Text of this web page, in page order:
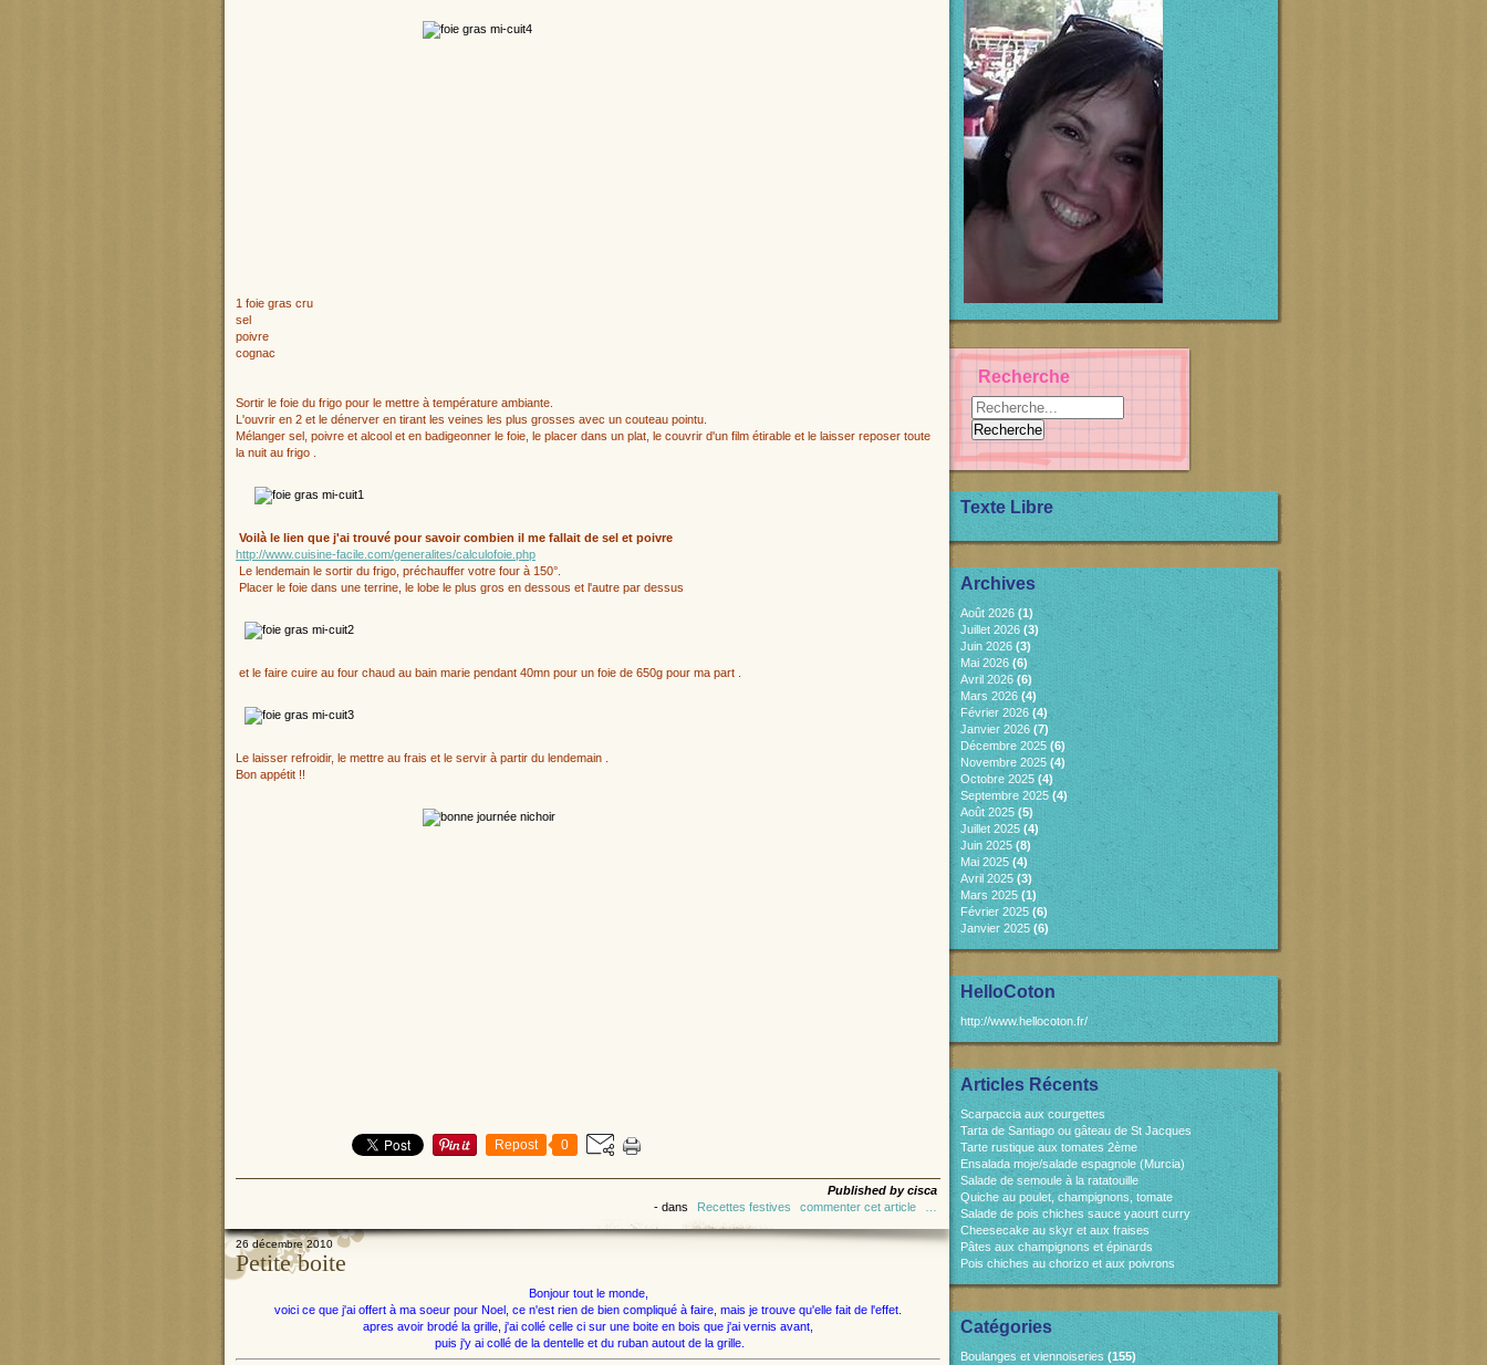
1 foie gras cru
sel
poivre
cognac
Sortir le foie du frigo pour le mettre à température ambiante.
L'ouvrir en 2 et le dénerver en tirant les veines les plus grosses avec un couteau pointu.
Mélanger sel, poivre et alcool et en badigeonner le foie, le placer dans un plat, le couvrir d'un film étirable et le laisser reposer toute
la nuit au frigo .
Voilà le lien que j'ai trouvé pour savoir combien il me fallait de sel et poivre
http://www.cuisine-facile.com/generalites/calculofoie.php
Le lendemain le sortir du frigo, préchauffer votre four à 150°.
Placer le foie dans une terrine, le lobe le plus gros en dessous et l'autre par dessus
et le faire cuire au four chaud au bain marie pendant 40mn pour un foie de 650g pour ma part .
Le laisser refroidir, le mettre au frais et le servir à partir du lendemain .
Bon appétit !!
Repost 0
Published by cisca
- dans Recettes festives commenter cet article
26 décembre 2010
Petite boite
Bonjour tout le monde,
voici ce que j'ai offert à ma soeur pour Noel, ce n'est rien de bien compliqué à faire, mais je trouve qu'elle fait de l'effet.
apres avoir brodé la grille, j'ai collé celle ci sur une boite en bois que j'ai vernis avant,
puis j'y ai collé de la dentelle et du ruban autout de la grille.
Recherche
Texte Libre
Archives
Août 2026(1)
Juillet 2026 (3)
Juin 2026 (3)
Mai 2026 (6)
Avril 2026 (6)
Mars 2026 (4)
Février 2026(4)
Janvier 2026 (7)
Décembre 2025 (6)
Novembre 2025 (4)
Octobre 2025 (4)
Septembre 2025(4)
Août 2025 (5)
Juillet 2025 (4)
Juin 2025(8)
Mai 2025 (4)
Avril 2025 (3)
Mars 2025 (1)
Février 2025 (6)
Janvier 2025 (6)
HelloCoton
http://www.hellocoton.fr/
Articles Récents
Scarpaccia aux courgettes
Tarta de Santiago ou gâteau de St Jacques
Tarte rustique aux tomates 2ème
Ensalada moje/salade espagnole (Murcia)
Salade de semoule à la ratatouille
Quiche au poulet, champignons, tomate
Salade de pois chiches sauce yaourt curry
Cheesecake au skyr et aux fraises
Pâtes aux champignons et épinards
Pois chiches au chorizo et aux poivrons
Catégories
Boulanges et viennoiseries (155)